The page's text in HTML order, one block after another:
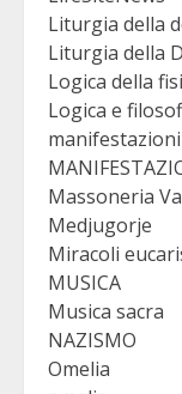
Liturgia della
Liturgia della
Logica della
Logica e
Massoneria
Medjugorje
Miracoli
MUSICA
Musica sacra
NAZISMO
Omelia